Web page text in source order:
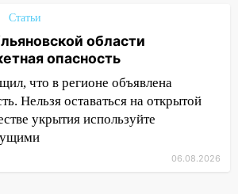
назвали самый
августа: что ждет каждый
04.08.2026
проверяет
в посёлке Налейка
проверяет
объекты в Старой Майне
Статьи
области
опасность
что в регионе объявлена
Нельзя оставаться на открытой
укрытия используйте
06.08.2026